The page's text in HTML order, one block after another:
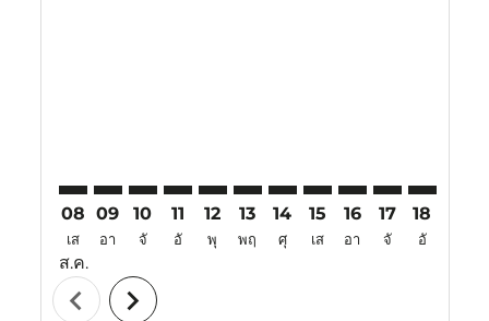
08
เส
ส.ค.
09
อา
10
จั
11
อั
12
พุ
13
พฤ
14
ศุ
15
เส
16
อา
17
จั
18
อั
chevron_left chevron_right